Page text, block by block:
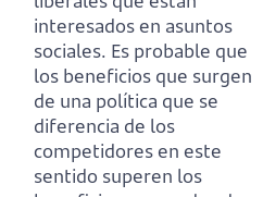
interesados en asuntos
sociales. Es probable que
los beneficios que surgen
de una política que se
diferencia de los
competidores en este
sentido superen los